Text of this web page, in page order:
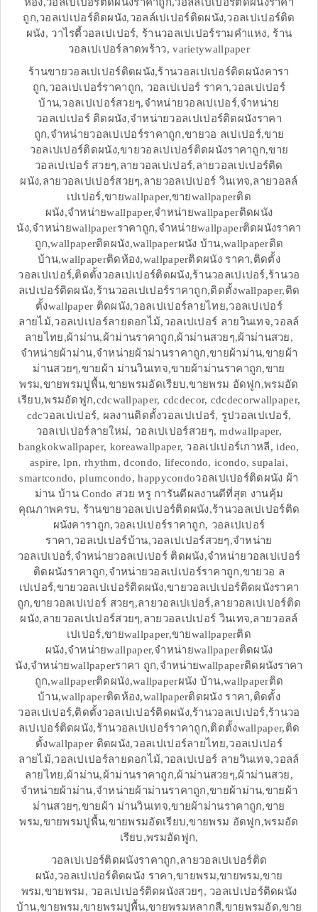
ถูก,วอลเปเปอร์ติดผนัง,วอลล์เปเปอร์ติดผนัง,วอลเปเปอร์ติด
ผนัง, วาไรตี้วอลเปเปอร์, ร้านวอลเปเปอร์รามคำแหง, ร้าน
วอลเปเปอร์ลาดพร้าว, varietywallpaper
ร้านขายวอลเปเปอร์ติดผนัง,ร้านวอลเปเปอร์ติดผนังคารา
ถูก,วอลเปเปอร์ราคาถูก, วอลเปเปอร์ ราคา,วอลเปเปอร์
บ้าน,วอลเปเปอร์สวยๆ,จำหน่ายวอลเปเปอร์,จำหน่าย
วอลเปเปอร์ ติดผนัง,จำหน่ายวอลเปเปอร์ติดผนังราคา
ถูก,จำหน่ายวอลเปเปอร์ราคาถูก,ขายวอ ลเปเปอร์,ขาย
วอลเปเปอร์ติดผนัง,ขายวอลเปเปอร์ติดผนังราคาถูก,ขาย
วอลเปเปอร์ สวยๆ,ลายวอลเปเปอร์,ลายวอลเปเปอร์ติด
ผนัง,ลายวอลเปเปอร์สวยๆ,ลายวอลเปเปอร์ วินเทจ,ลายวอลล์
เปเปอร์,ขายwallpaper,ขายwallpaperติด
ผนัง,จำหน่ายwallpaper,จำหน่ายwallpaperติดผนัง
นัง,จำหน่ายwallpaperราคาถูก,จำหน่ายwallpaperติดผนังราคา
ถูก,wallpaperติดผนัง,wallpaperผนัง บ้าน,wallpaperติด
บ้าน,wallpaperติดห้อง,wallpaperติดผนัง ราคา,ติดตั้ง
วอลเปเปอร์,ติดตั้งวอลเปเปอร์ติดผนัง,ร้านวอลเปเปอร์,ร้านวอ
ลเปเปอร์ติดผนัง,ร้านวอลเปเปอร์ราคาถูก,ติดตั้งwallpaper,ติด
ตั้งwallpaper ติดผนัง,วอลเปเปอร์ลายไทย,วอลเปเปอร์
ลายไม้,วอลเปเปอร์ลายดอกไม้,วอลเปเปอร์ ลายวินเทจ,วอลล์
ลายไทย,ผ้าม่าน,ผ้าม่านราคาถูก,ผ้าม่านสวยๆ,ผ้าม่านสวย,
จำหน่ายผ้าม่าน,จำหน่ายผ้าม่านราคาถูก,ขายผ้าม่าน,ขายผ้า
ม่านสวยๆ,ขายผ้า ม่านวินเทจ,ขายผ้าม่านราคาถูก,ขาย
พรม,ขายพรมปูพื้น,ขายพรมอัดเรียบ,ขายพรม อัดฟูก,พรมอัด
เรียบ,พรมอัดฟูก,cdcwallpaper, cdcdecor, cdcdecorwallpaper,
cdcวอลเปเปอร์, ผลงานติดตั้งวอลเปเปอร์, รูปวอลเปเปอร์,
วอลเปเปอร์ลายใหม่, วอลเปเปอร์สวยๆ, mdwallpaper,
bangkokwallpaper, koreawallpaper, วอลเปเปอร์เกาหลี, ideo,
aspire, lpn, rhythm, dcondo, lifecondo, icondo, supalai,
smartcondo, plumcondo, happycondoวอลเปเปอร์ติดผนัง ผ้า
ม่าน บ้าน Condo สวย หรู การันตีผลงานดีที่สุด งานคุ้ม
คุณภาพครบ, ร้านขายวอลเปเปอร์ติดผนัง,ร้านวอลเปเปอร์ติด
ผนังคาราถูก,วอลเปเปอร์ราคาถูก, วอลเปเปอร์
ราคา,วอลเปเปอร์บ้าน,วอลเปเปอร์สวยๆ,จำหน่าย
วอลเปเปอร์,จำหน่ายวอลเปเปอร์ ติดผนัง,จำหน่ายวอลเปเปอร์
ติดผนังราคาถูก,จำหน่ายวอลเปเปอร์ราคาถูก,ขายวอ ล
เปเปอร์,ขายวอลเปเปอร์ติดผนัง,ขายวอลเปเปอร์ติดผนังราคา
ถูก,ขายวอลเปเปอร์ สวยๆ,ลายวอลเปเปอร์,ลายวอลเปเปอร์ติด
ผนัง,ลายวอลเปเปอร์สวยๆ,ลายวอลเปเปอร์ วินเทจ,ลายวอลล์
เปเปอร์,ขายwallpaper,ขายwallpaperติด
ผนัง,จำหน่ายwallpaper,จำหน่ายwallpaperติดผนัง
นัง,จำหน่ายwallpaperราคา ถูก,จำหน่ายwallpaperติดผนังราคา
ถูก,wallpaperติดผนัง,wallpaperผนัง บ้าน,wallpaperติด
บ้าน,wallpaperติดห้อง,wallpaperติดผนัง ราคา,ติดตั้ง
วอลเปเปอร์,ติดตั้งวอลเปเปอร์ติดผนัง,ร้านวอลเปเปอร์,ร้านวอ
ลเปเปอร์ติดผนัง,ร้านวอลเปเปอร์ราคาถูก,ติดตั้งwallpaper,ติด
ตั้งwallpaper ติดผนัง,วอลเปเปอร์ลายไทย,วอลเปเปอร์
ลายไม้,วอลเปเปอร์ลายดอกไม้,วอลเปเปอร์ ลายวินเทจ,วอลล์
ลายไทย,ผ้าม่าน,ผ้าม่านราคาถูก,ผ้าม่านสวยๆ,ผ้าม่านสวย,
จำหน่ายผ้าม่าน,จำหน่ายผ้าม่านราคาถูก,ขายผ้าม่าน,ขายผ้า
ม่านสวยๆ,ขายผ้า ม่านวินเทจ,ขายผ้าม่านราคาถูก,ขาย
พรม,ขายพรมปูพื้น,ขายพรมอัดเรียบ,ขายพรม อัดฟูก,พรมอัด
เรียบ,พรมอัดฟูก,
วอลเปเปอร์ติดผนังราคาถูก,ลายวอลเปเปอร์ติด
ผนัง,วอลเปเปอร์ติดผนัง ราคา,ขายพรม,ขายพรม,ขาย
พรม,ขายพรม, วอลเปเปอร์ติดผนังสวยๆ, วอลเปเปอร์ติดผนัง
บ้าน,ขายพรม,ขายพรมปูพื้น,ขายพรมหลากสี,ขายพรมอัด,ขาย